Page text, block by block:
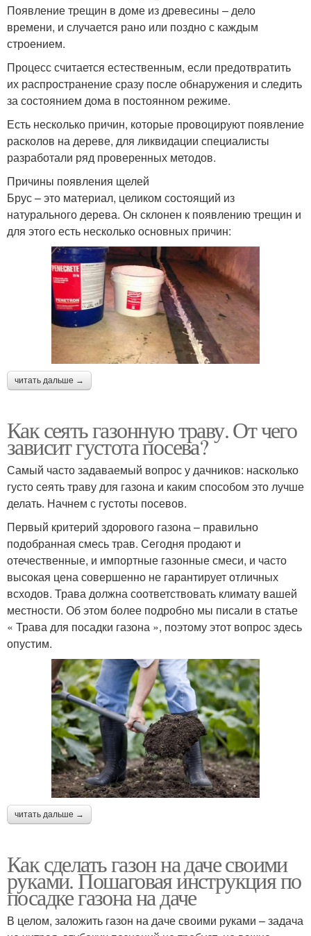
Появление трещин в доме из древесины – дело
времени, и случается рано или поздно с каждым
строением.
Процесс считается естественным, если предотвратить
их распространение сразу после обнаружения и следить
за состоянием дома в постоянном режиме.
Есть несколько причин, которые провоцируют появление
расколов на дереве, для ликвидации специалисты
разработали ряд проверенных методов.
Причины появления щелей
Брус – это материал, целиком состоящий из
натурального дерева. Он склонен к появлению трещин и
для этого есть несколько основных причин:
читать дальше →
Как сеять газонную траву. От чего
зависит густота посева?
Самый часто задаваемый вопрос у дачников: насколько
густо сеять траву для газона и каким способом это лучше
делать. Начнем с густоты посевов.
Первый критерий здорового газона – правильно
подобранная смесь трав. Сегодня продают и
отечественные, и импортные газонные смеси, и часто
высокая цена совершенно не гарантирует отличных
всходов. Трава должна соответствовать климату вашей
местности. Об этом более подробно мы писали в статье
« Трава для посадки газона », поэтому этот вопрос здесь
опустим.
читать дальше →
Как сделать газон на даче своими
руками. Пошаговая инструкция по
посадке газона на даче
В целом, заложить газон на даче своими руками – задача